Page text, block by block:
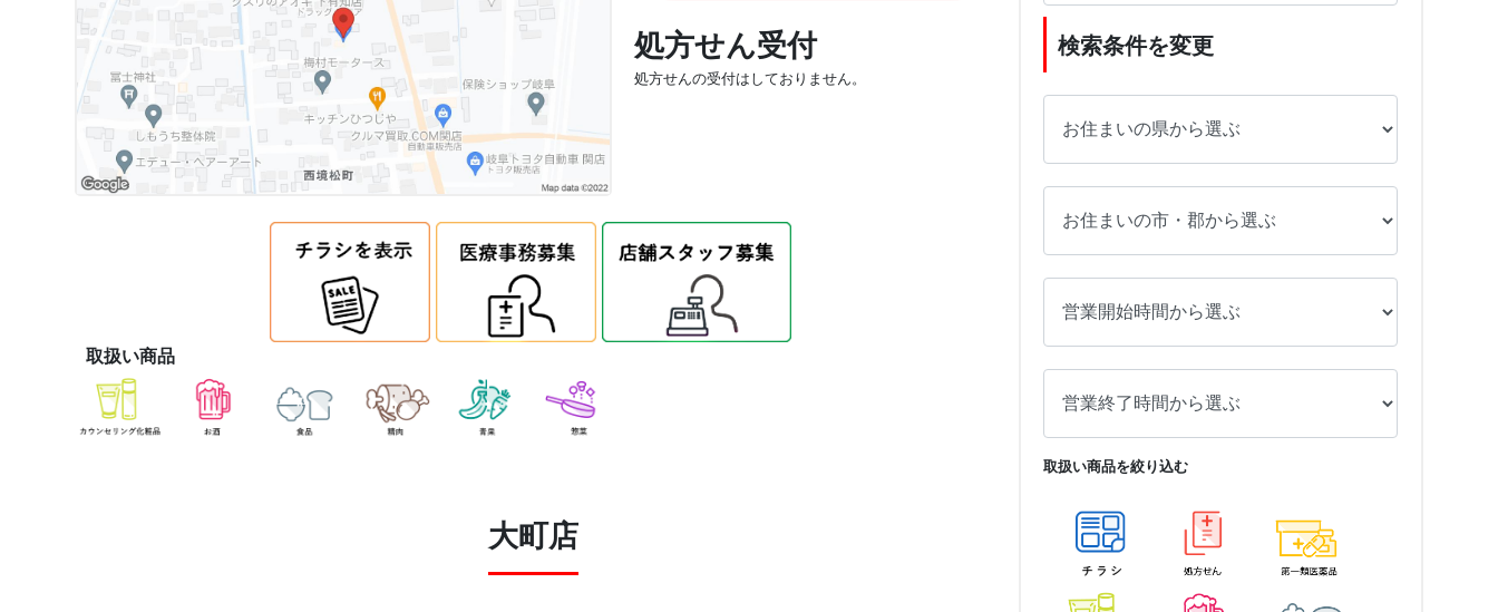
処方せん受付
処方せんの受付はしておりません。
取扱い商品
大町店
検索条件を変更
取扱い商品を絞り込む